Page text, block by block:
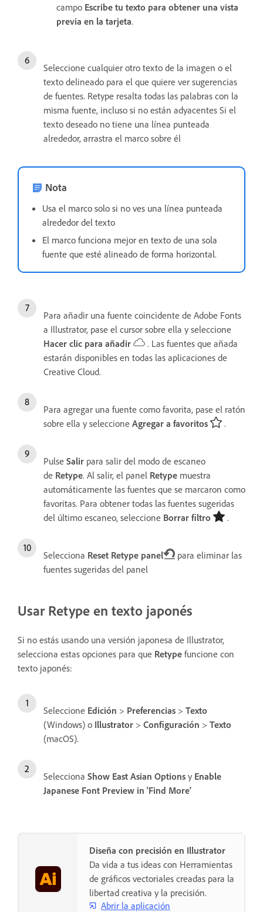
campo Escribe tu texto para obtener una vista
previa en la tarjeta.
Seleccione cualquier otro texto de la imagen o el
texto delineado para el que quiere ver sugerencias
de fuentes. Retype resalta todas las palabras con la
misma fuente, incluso si no están adyacentes Si el
texto deseado no tiene una línea punteada
alrededor, arrastra el marco sobre él
Nota
Usa el marco solo si no ves una línea punteada
alrededor del texto
El marco funciona mejor en texto de una sola
fuente que esté alineado de forma horizontal.
Para añadir una fuente coincidente de Adobe Fonts
a Illustrator, pase el cursor sobre ella y seleccione
Hacer clic para añadir
. Las fuentes que añada
estarán disponibles en todas las aplicaciones de
Creative Cloud.
Para agregar una fuente como favorita, pase el ratón
sobre ella y seleccione Agregar a favoritos .
Pulse Salir para salir del modo de escaneo
de Retype. Al salir, el panel Retype muestra
automáticamente las fuentes que se marcaron como
favoritas. Para obtener todas las fuentes sugeridas
del último escaneo, seleccione Borrar filtro .
Selecciona Reset Retype panel
para eliminar las
fuentes sugeridas del panel
Usar Retype en texto japonés
Si no estás usando una versión japonesa de Illustrator,
selecciona estas opciones para que Retype funcione con
texto japonés:
Seleccione Edición > Preferencias > Texto
(Windows) o Illustrator > Configuración > Texto
(macOS).
Selecciona Show East Asian Options y Enable
Japanese Font Preview in 'Find More'
Diseña con precisión en Illustrator
Da vida a tus ideas con Herramientas
de gráficos vectoriales creadas para la
libertad creativa y la precisión.
Abrir la aplicación